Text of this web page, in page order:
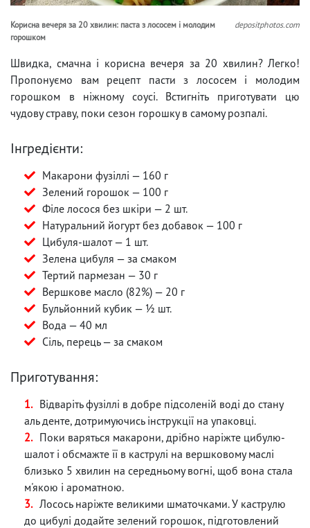
Корисна вечеря за 20 хвилин: паста з лососем і молодим
горошком
depositphotos.com
Швидка, смачна і корисна вечеря за 20 хвилин? Легко!
Пропонуємо вам рецепт пасти з лососем і молодим
горошком в ніжному соусі. Встигніть приготувати цю
чудову страву, поки сезон горошку в самому розпалі.
Інгредієнти:
Макарони фузіллі — 160 г
Зелений горошок — 100 г
Філе лосося без шкіри — 2 шт.
Натуральний йогурт без добавок — 100 г
Цибуля-шалот — 1 шт.
Зелена цибуля — за смаком
Тертий пармезан — 30 г
Вершкове масло (82%) — 20 г
Бульйонний кубик — ½ шт.
Вода — 40 мл
Сіль, перець — за смаком
Приготування:
Відваріть фузіллі в добре підсоленій воді до стану
аль денте, дотримуючись інструкції на упаковці.
Поки варяться макарони, дрібно наріжте цибулю-
шалот і обсмажте її в каструлі на вершковому маслі
близько 5 хвилин на середньому вогні, щоб вона стала
м'якою і ароматною.
Лосось наріжте великими шматочками. У каструлю
до цибулі додайте зелений горошок, підготовлений